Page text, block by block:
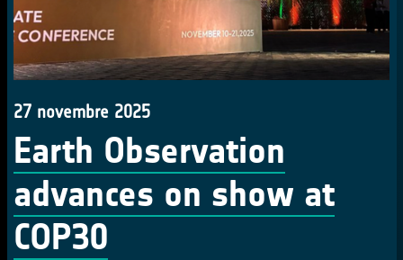
27 novembre 2025
Earth Observation
advances on show at
COP30